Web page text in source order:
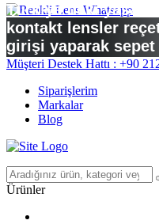
Türkiye’deki yasal
kontakt lensler
girişi yaparak sepet
yükleyebilirsiniz.
Müşteri Destek Hattı : +90
Siparişlerim
Markalar
Blog
Ürünler